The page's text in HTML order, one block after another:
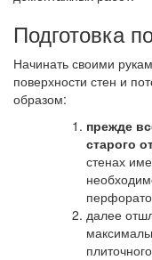
Подготовка
Начинать своими
поверхности стен и
образом:
прежде
старого
стенах
далее